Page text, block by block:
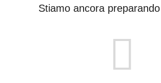
Stiamo ancora